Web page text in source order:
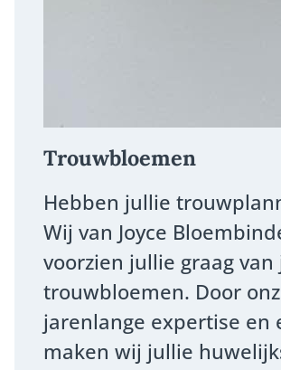
Trouwbloemen
Hebben jullie
Wij van Joyce
voorzien jullie graag
trouwbloemen. Door
jarenlange expertise en
maken wij jullie